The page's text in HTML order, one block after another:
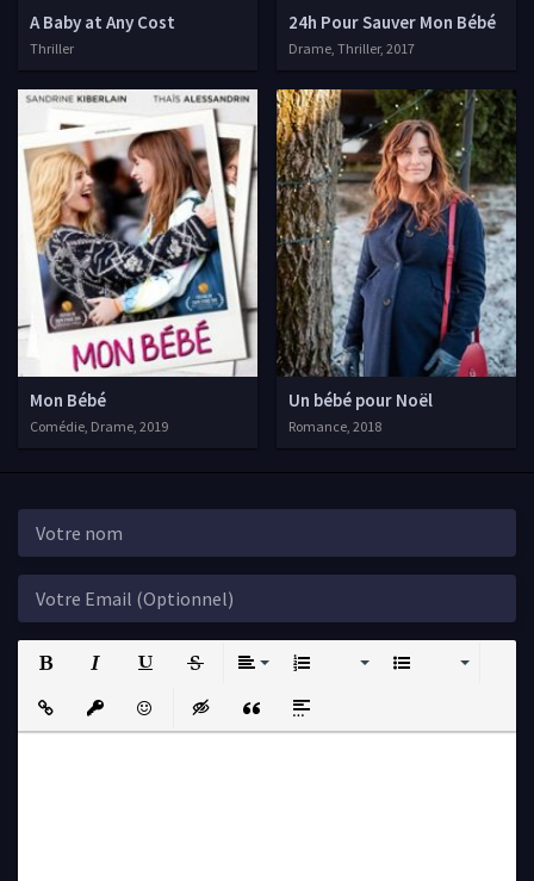
A Baby at Any Cost
Thriller
24h Pour Sauver Mon Bébé
Drame, Thriller, 2017
Mon Bébé
Comédie, Drame, 2019
Un bébé pour Noël
Romance, 2018
Strikethrough
Insert LinkInsert protected link
EmoticonsInsert hidden text
Insert QuoteInsert spoiler